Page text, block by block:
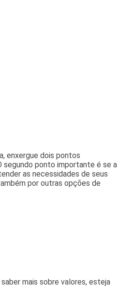
enxergue dois pontos
segundo ponto importante é se a
as necessidades de seus
por outras opções de
mais sobre valores, esteja